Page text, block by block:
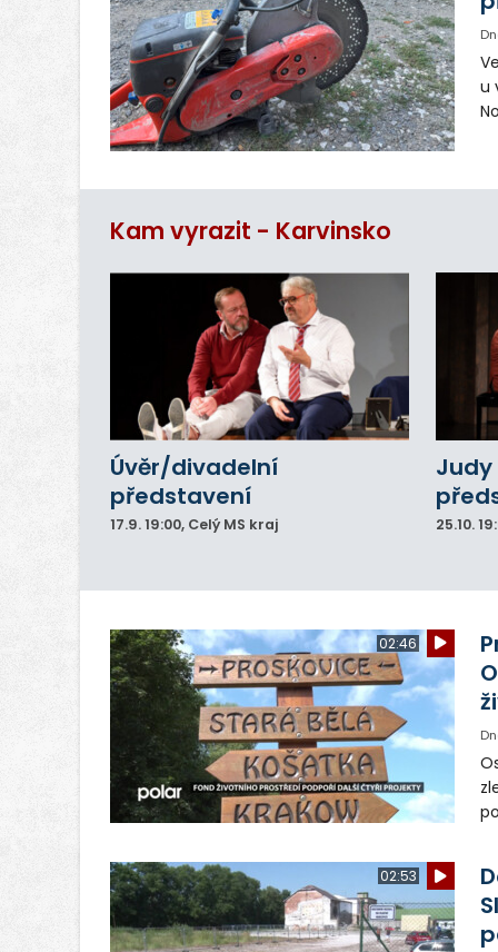
u
Kam vyrazit - Karvinsko
Úvěr/divadelní
představení
17.9.19:00, Celý MS kraj 25.10.
02:46
02:53